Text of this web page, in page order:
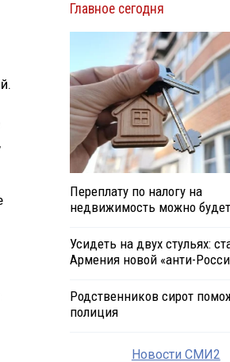
Главное сегодня
Переплату по налогу на
недвижимость можно
Усидеть на двух стульях:
Армения новой «анти-
Родственников сирот
полиция
Новости СМИ2